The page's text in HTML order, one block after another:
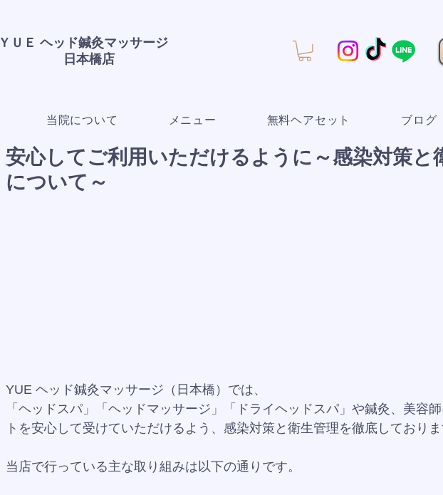
ＹＵＥ ヘッド鍼灸マッサージ
日本橋店
当院について メニュー 無料ヘアセット ブログ
安心してご利用いただけるように～感染対策と
について～
YUE ヘッド鍼灸マッサージ（日本橋）では、
「ヘッドスパ」「ヘッドマッサージ」「ドライヘッドスパ」や鍼灸、美容
トを安心して受けていただけるよう、感染対策と衛生管理を徹底しておりま
当店で行っている主な取り組みは以下の通りです。